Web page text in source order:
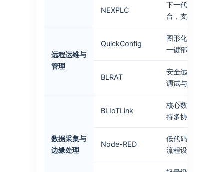
NEXPLC
下一代工业控制
台，支持云端协同
远程运维与
管理
QuickConfig
图形化网关配置
一键部署与监控
BLRAT
安全远程运维通
调试与维护
数据采集与
边缘处理
BLIoTLink
核心数据采集与
持多协议与API二
Node-RED
低代码逻辑编排
流程设计与自定